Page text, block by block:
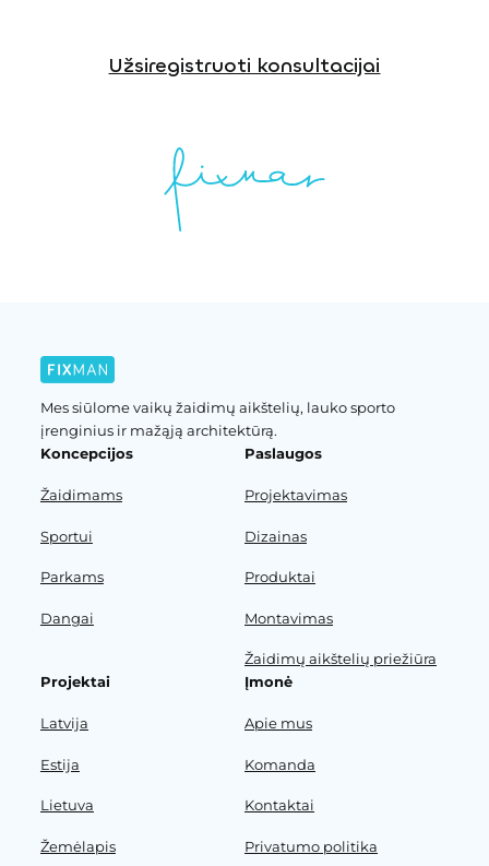
Užsiregistruoti konsultacijai
Mes siūlome vaikų žaidimų aikštelių, lauko sporto
įrenginius ir mažąją architektūrą.
Koncepcijos
Žaidimams
Sportui
Parkams
Dangai
Paslaugos
Projektavimas
Dizainas
Produktai
Montavimas
Žaidimų aikštelių priežiūra
Projektai
Latvija
Estija
Lietuva
Žemėlapis
Įmonė
Apie mus
Komanda
Kontaktai
Privatumo politika